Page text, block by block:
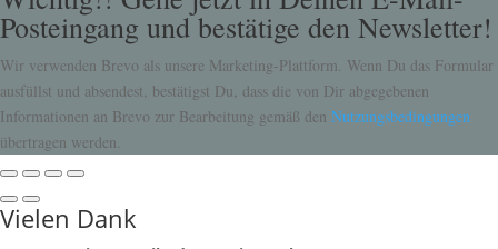
Posteingang und bestätige den Newsletter!
Wir verwenden Brevo als unsere Marketing-Plattform. Wenn Du das Formular
ausfüllst und absendest, bestätigst Du, dass die von Dir abgegebenen
Informationen an Brevo zur Bearbeitung gemäß den Nutzungsbedingungen
übertragen werden.
Vielen Dank